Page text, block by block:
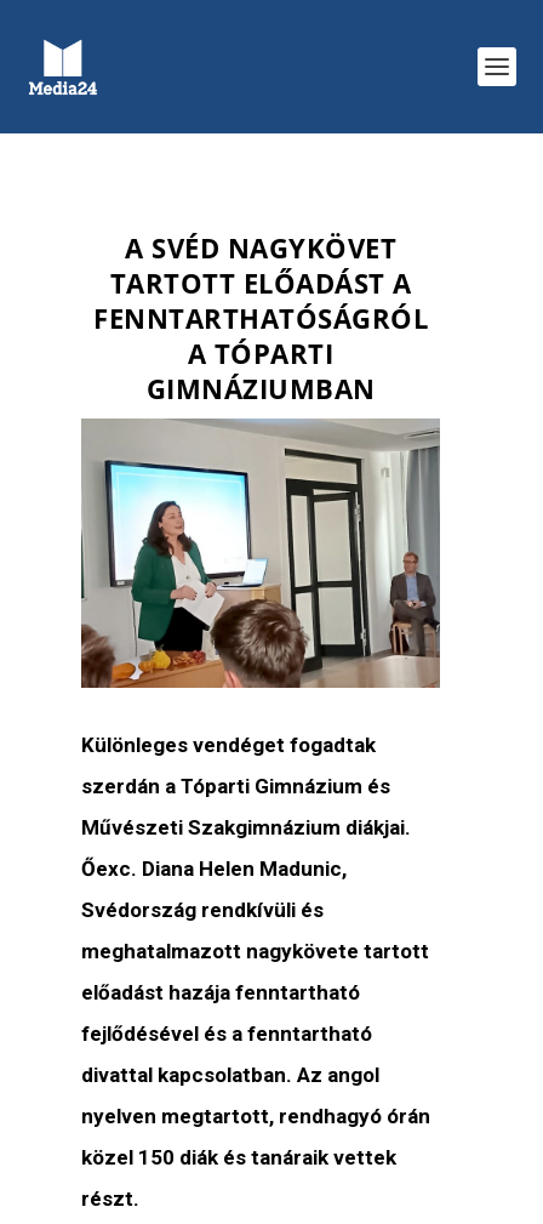
A SVÉD NAGYKÖVET
TARTOTT ELŐADÁST A
FENNTARTHATÓSÁGRÓL
A TÓPARTI
GIMNÁZIUMBAN
Különleges vendéget fogadtak
szerdán a Tóparti Gimnázium és
Művészeti Szakgimnázium diákjai.
Őexc. Diana Helen Madunic,
Svédország rendkívüli és
meghatalmazott nagykövete tartott
előadást hazája fenntartható
fejlődésével és a fenntartható
divattal kapcsolatban. Az angol
nyelven megtartott, rendhagyó órán
közel 150 diák és tanáraik vettek
részt.